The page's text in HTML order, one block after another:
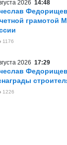
2026 14:48
грамотой
1176
2026 17:29
1226